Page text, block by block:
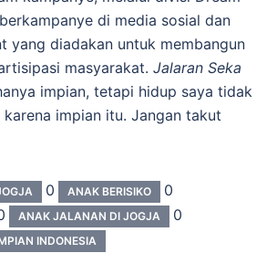
di media sosial dan
yang diadakan untuk membangun
masyarakat. Jalaran Seka
impian, tetapi hidup saya tidak
karena impian itu. Jangan takut
0 ANAK BERISIKO 0
ANAK JALANAN DI JOGJA 0
INDONESIA